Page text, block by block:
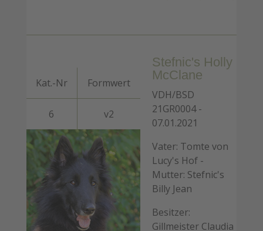
Kat.-Nr Formwert
6 v2
Stefnic's Holly
McClane
VDH/BSD
21GR0004 -
07.01.2021
Vater: Tomte von
Lucy's Hof -
Mutter: Stefnic's
Billy Jean
Besitzer:
Gillmeister Claudia